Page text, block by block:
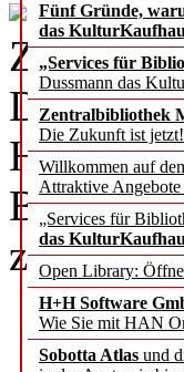
Fünf Gründe,
das
„Services für
Dussmann das
Zentralbibliothek
Die Zukunft ist
Willkommen auf
Attraktive
„Services für
das
Open Library:
H+H Software
Wie Sie mit HAN
Sobotta Atlas und
Zum